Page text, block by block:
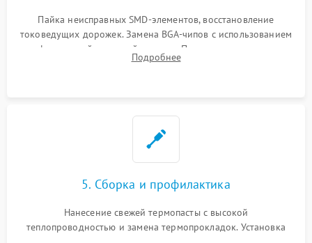
Пайка неисправных SMD-элементов, восстановление
токоведущих дорожек. Замена BGA-чипов с использованием
инфракрасной паяльной станции. Прошивка микросхемы
BIOS или замена поврежденных портов USB
Подробнее
5. Сборка и профилактика
Нанесение свежей термопасты с высокой
теплопроводностью и замена термопрокладок. Установка